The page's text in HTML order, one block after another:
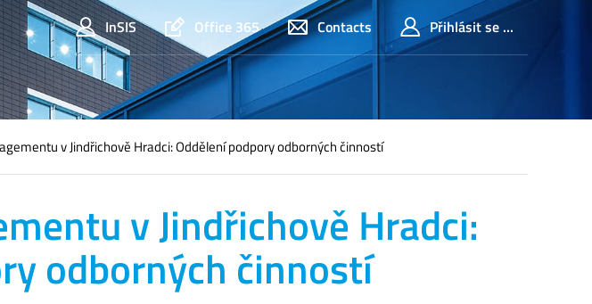
InSIS Office 365 Contacts Přihlásit se ...
v Jindřichově Hradci: Oddělení podpory odborných činností
v Jindřichově Hradci:
odborných činností